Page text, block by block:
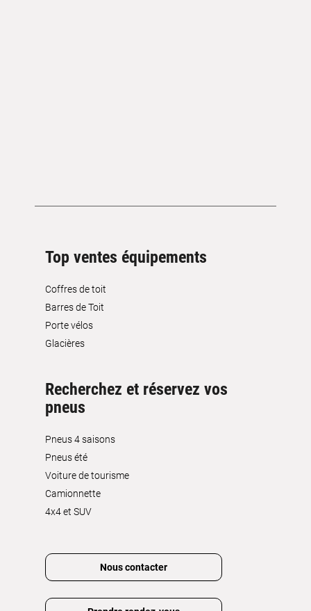
Top ventes équipements
Coffres de toit
Barres de Toit
Porte vélos
Glacières
Recherchez et réservez vos
pneus
Pneus 4 saisons
Pneus été
Voiture de tourisme
Camionnette
4x4 et SUV
Nous contacter